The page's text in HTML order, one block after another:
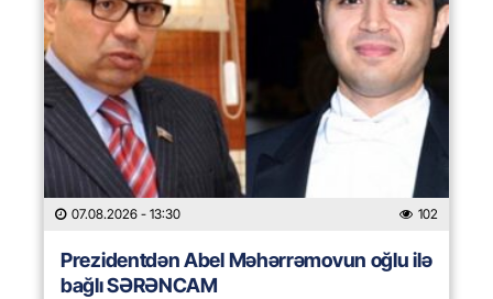
07.08.2026 - 13:30 102
Prezidentdən Abel Məhərrəmovun oğlu ilə
bağlı SƏRƏNCAM